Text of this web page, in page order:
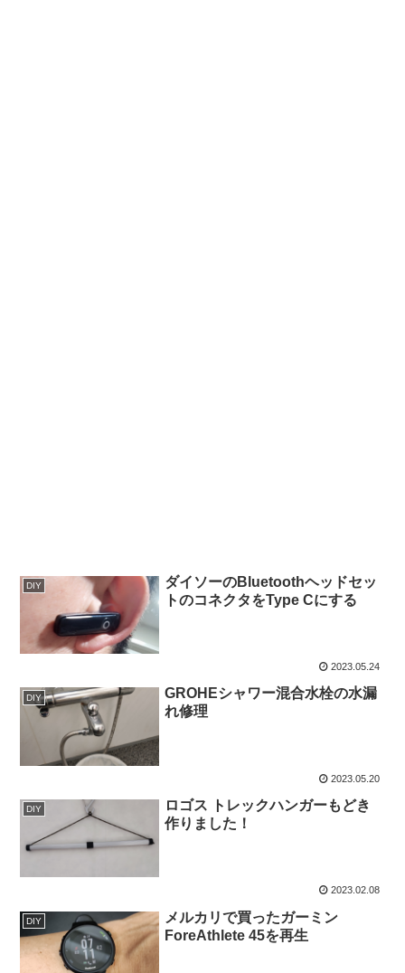
DIY
ダイソーのBluetoothヘッドセッ
トのコネクタをType Cにする
2023.05.24
DIY
GROHEシャワー混合水栓の水漏
れ修理
2023.05.20
DIY
ロゴス トレックハンガーもどき
作りました！
2023.02.08
DIY
メルカリで買ったガーミン
ForeAthlete 45を再生